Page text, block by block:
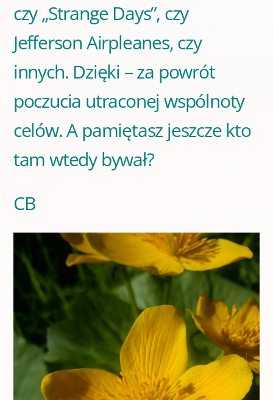
czy „Strange Days”, czy
Jefferson Airpleanes, czy
innych. Dzięki – za powrót
poczucia utraconej wspólnoty
celów. A pamiętasz jeszcze kto
tam wtedy bywał?
CB